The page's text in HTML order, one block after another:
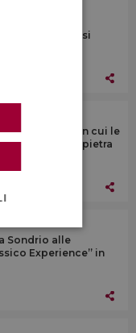
Braida si
diffuso in cui le
con vigneti e pietra
Sondrio alle
Experience” in